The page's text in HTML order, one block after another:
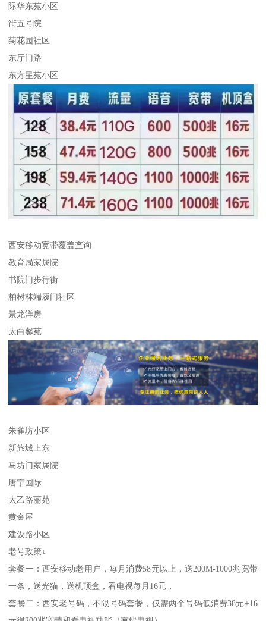
际华东苑小区
街五号院
菊花园社区
东厅门路
东方星苑小区
西安移动宽带覆盖查询
教育局家属院
书院门步行街
柏树林端履门社区
景龙洋房
太白馨苑
朱雀坊小区
新旅城上东
马坊门家属院
唐宁国际
太乙路丽苑
黄金屋
建设路小区
老号政策↓
套餐一：西安移动老用户，每月消费58元以上，送200M-1000兆宽带
一条，送光猫，送机顶盒，看电视每月16元，
套餐二：西安老号码，不限号码套餐，仅需两个号码低消费38元+16